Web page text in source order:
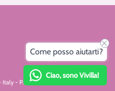
- P.IVA IT04425280403
Ciao, sono Vivilla!
Come posso aiutarti?